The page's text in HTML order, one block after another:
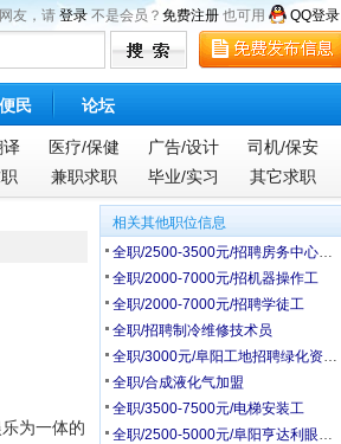
友，请 登录 不是会员？ 免费注册 也可用 QQ登录
便民 论坛
译 医疗/保健 广告/设计
司机/保安
兼职求职 毕业/实习 其它求职
为一体的
相关其他职位信息
全职/2500-3500元/招聘房务中心文员
全职/2000-7000元/招机器操作工
全职/2000-7000元/招聘学徒工
全职/招聘制冷维修技术员
全职/3000元/阜阳工地招聘绿化资料员，测量员
全职/合成液化气加盟
全职/3500-7500元/电梯安装工
全职/2500-5000元/阜阳亨达利眼镜公司招聘配镜顾问